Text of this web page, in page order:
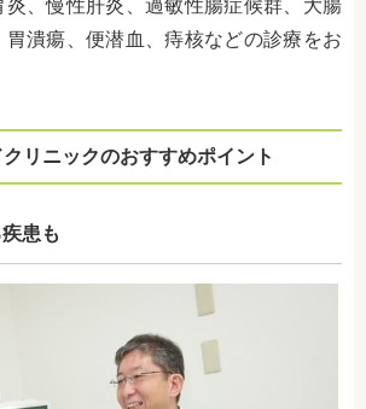
、慢性肝炎、過敏性腸症候群、大腸
潰瘍、便潜血、痔核などの診療をお
リニックのおすすめポイント
患も